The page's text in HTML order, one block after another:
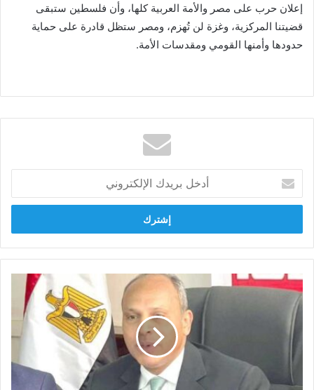
إعلان حرب على مصر والأمة العربية كلها، وأن فلسطين ستبقى
قضيتنا المركزية، وغزة لن تُهزم، ومصر ستظل قادرة على حماية
حدودها وأمنها القومي ومقدسات الأمة.
بريدك
الإلكتروني
حزب
الاتحاد
يستنكر
تصريحات
نتنياهو
الفلسطينيين